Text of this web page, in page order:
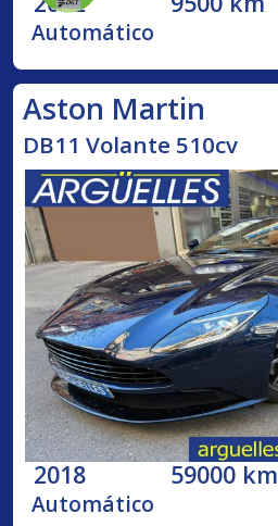
Automático
Aston Martin
DB11 Volante 510cv
2018 59000 km
Automático